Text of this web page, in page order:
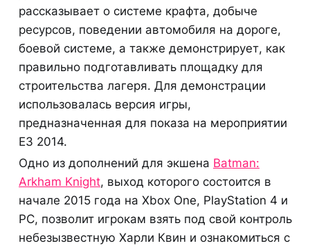
рассказывает о системе крафта, добыче
ресурсов, поведении автомобиля на дороге,
боевой системе, а также демонстрирует, как
правильно подготавливать площадку для
строительства лагеря. Для демонстрации
использовалась версия игры,
предназначенная для показа на мероприятии
E3 2014.
Одно из дополнений для экшена Batman:
Arkham Knight, выход которого состоится в
начале 2015 года на Xbox One, PlayStation 4 и
PC, позволит игрокам взять под свой контроль
небезызвестную Харли Квин и ознакомиться с